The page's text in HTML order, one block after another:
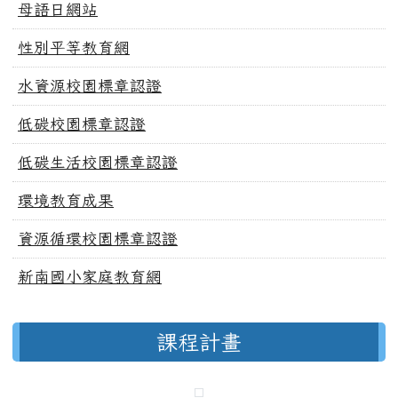
母語日網站
性別平等教育網
水資源校園標章認證
低碳校園標章認證
低碳生活校園標章認證
環境教育成果
資源循環校園標章認證
新南國小家庭教育網
課程計畫